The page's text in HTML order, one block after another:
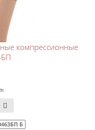
компрессионные
Б